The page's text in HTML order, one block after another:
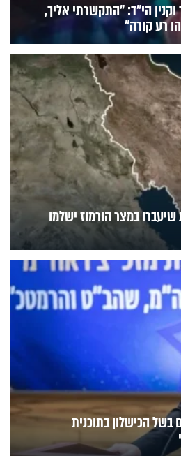
הי"ד: "התקשרתי אליך,
רע קורה"
במצר הורמוז ישלמו
בשל הכישלון בתוכנית